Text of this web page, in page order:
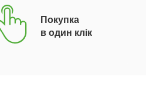
Покупка
в один клік